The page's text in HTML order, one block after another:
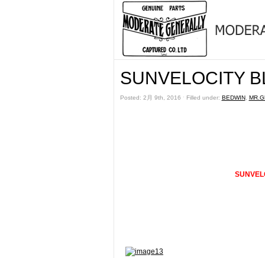
SUNVELOCITY
Posted: 2月 9th, 2016 ˑ Filled under: BEDWIN,